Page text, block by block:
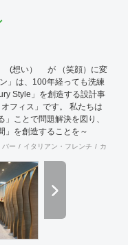
(想い） が （笑顔）に変
」は、100年経っても洗練
Style」を創造する設計事
フィス」です。 私たちは
」ことで問題解決を図り、
」を創造することを～
タリティ」は、クライア
「思いやりの心」、ちょっ
考える、何事においても
する、それが「作業人」
タリティをデザインす
いが形になるまで、わくわ
間が形になって「喜び」
バー イタリアン・フレンチ カフェ